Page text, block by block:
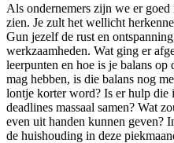
Als ondernemers zijn we er
zien. Je zult het wellicht
Gun jezelf de rust en
werkzaamheden. Wat ging er
leerpunten en hoe is je balans op
mag hebben, is die balans nog
lontje korter word? Is er hulp die
deadlines massaal samen? Wat
even uit handen kunnen geven?
de huishouding in deze